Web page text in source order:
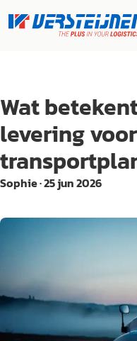
Wat
levering
Sophie·25 jun 2026